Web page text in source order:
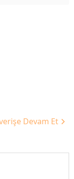
Devam Et